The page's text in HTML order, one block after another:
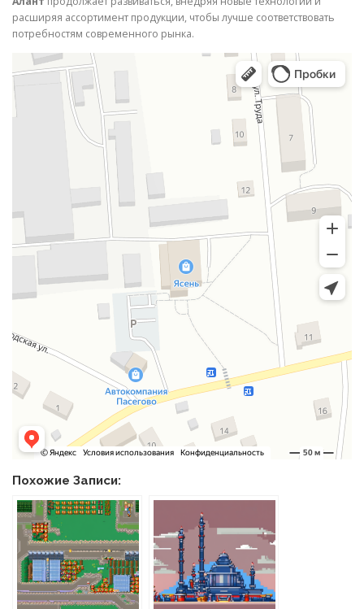
расширяя ассортимент продукции, чтобы лучше соответствовать
потребностям современного рынка.
Похожие Записи: